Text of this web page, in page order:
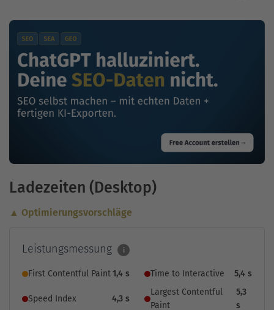
Ladezeiten (Desktop)
▲ Optimierungsvorschläge
Leistungsmessung i
First Contentful Paint1,4 s Time to Interactive 5,4 s
Speed Index 4,3 s
Largest Contentful
Paint
5,3
s